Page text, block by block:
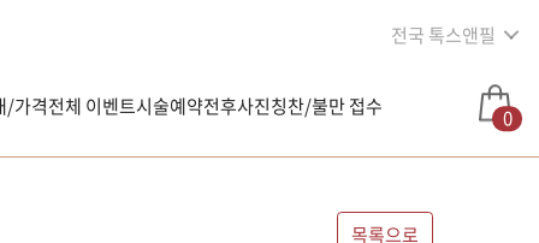
전국 톡스앤필
/가격전체 이벤트시술예약전후사진칭찬/불만 접수 0
목록으로